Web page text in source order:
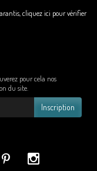
cliquez ici pour vérifier
pour cela nos
du site.
Inscription